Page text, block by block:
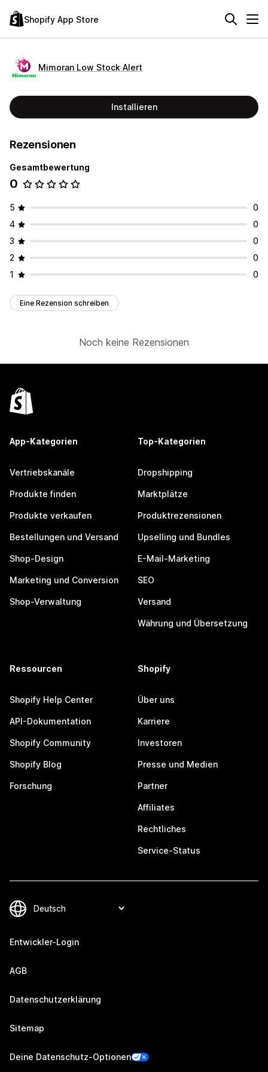
Shopify App Store
Mimoran Low Stock Alert
Installieren
Rezensionen
Gesamtbewertung
0
5
0
4
0
3
0
2
0
1
0
Eine Rezension schreiben
Noch keine Rezensionen
App-Kategorien
Vertriebskanäle
Produkte finden
Produkte verkaufen
Bestellungen und Versand
Shop-Design
Marketing und Conversion
Shop-Verwaltung
Top-Kategorien
Dropshipping
Marktplätze
Produktrezensionen
Upselling und Bundles
E-Mail-Marketing
SEO
Versand
Währung und Übersetzung
Ressourcen
Shopify Help Center
API-Dokumentation
Shopify Community
Shopify Blog
Forschung
Shopify
Über uns
Karriere
Investoren
Presse und Medien
Partner
Affiliates
Rechtliches
Service-Status
Entwickler-Login
AGB
Datenschutzerklärung
Sitemap
Deine Datenschutz-Optionen